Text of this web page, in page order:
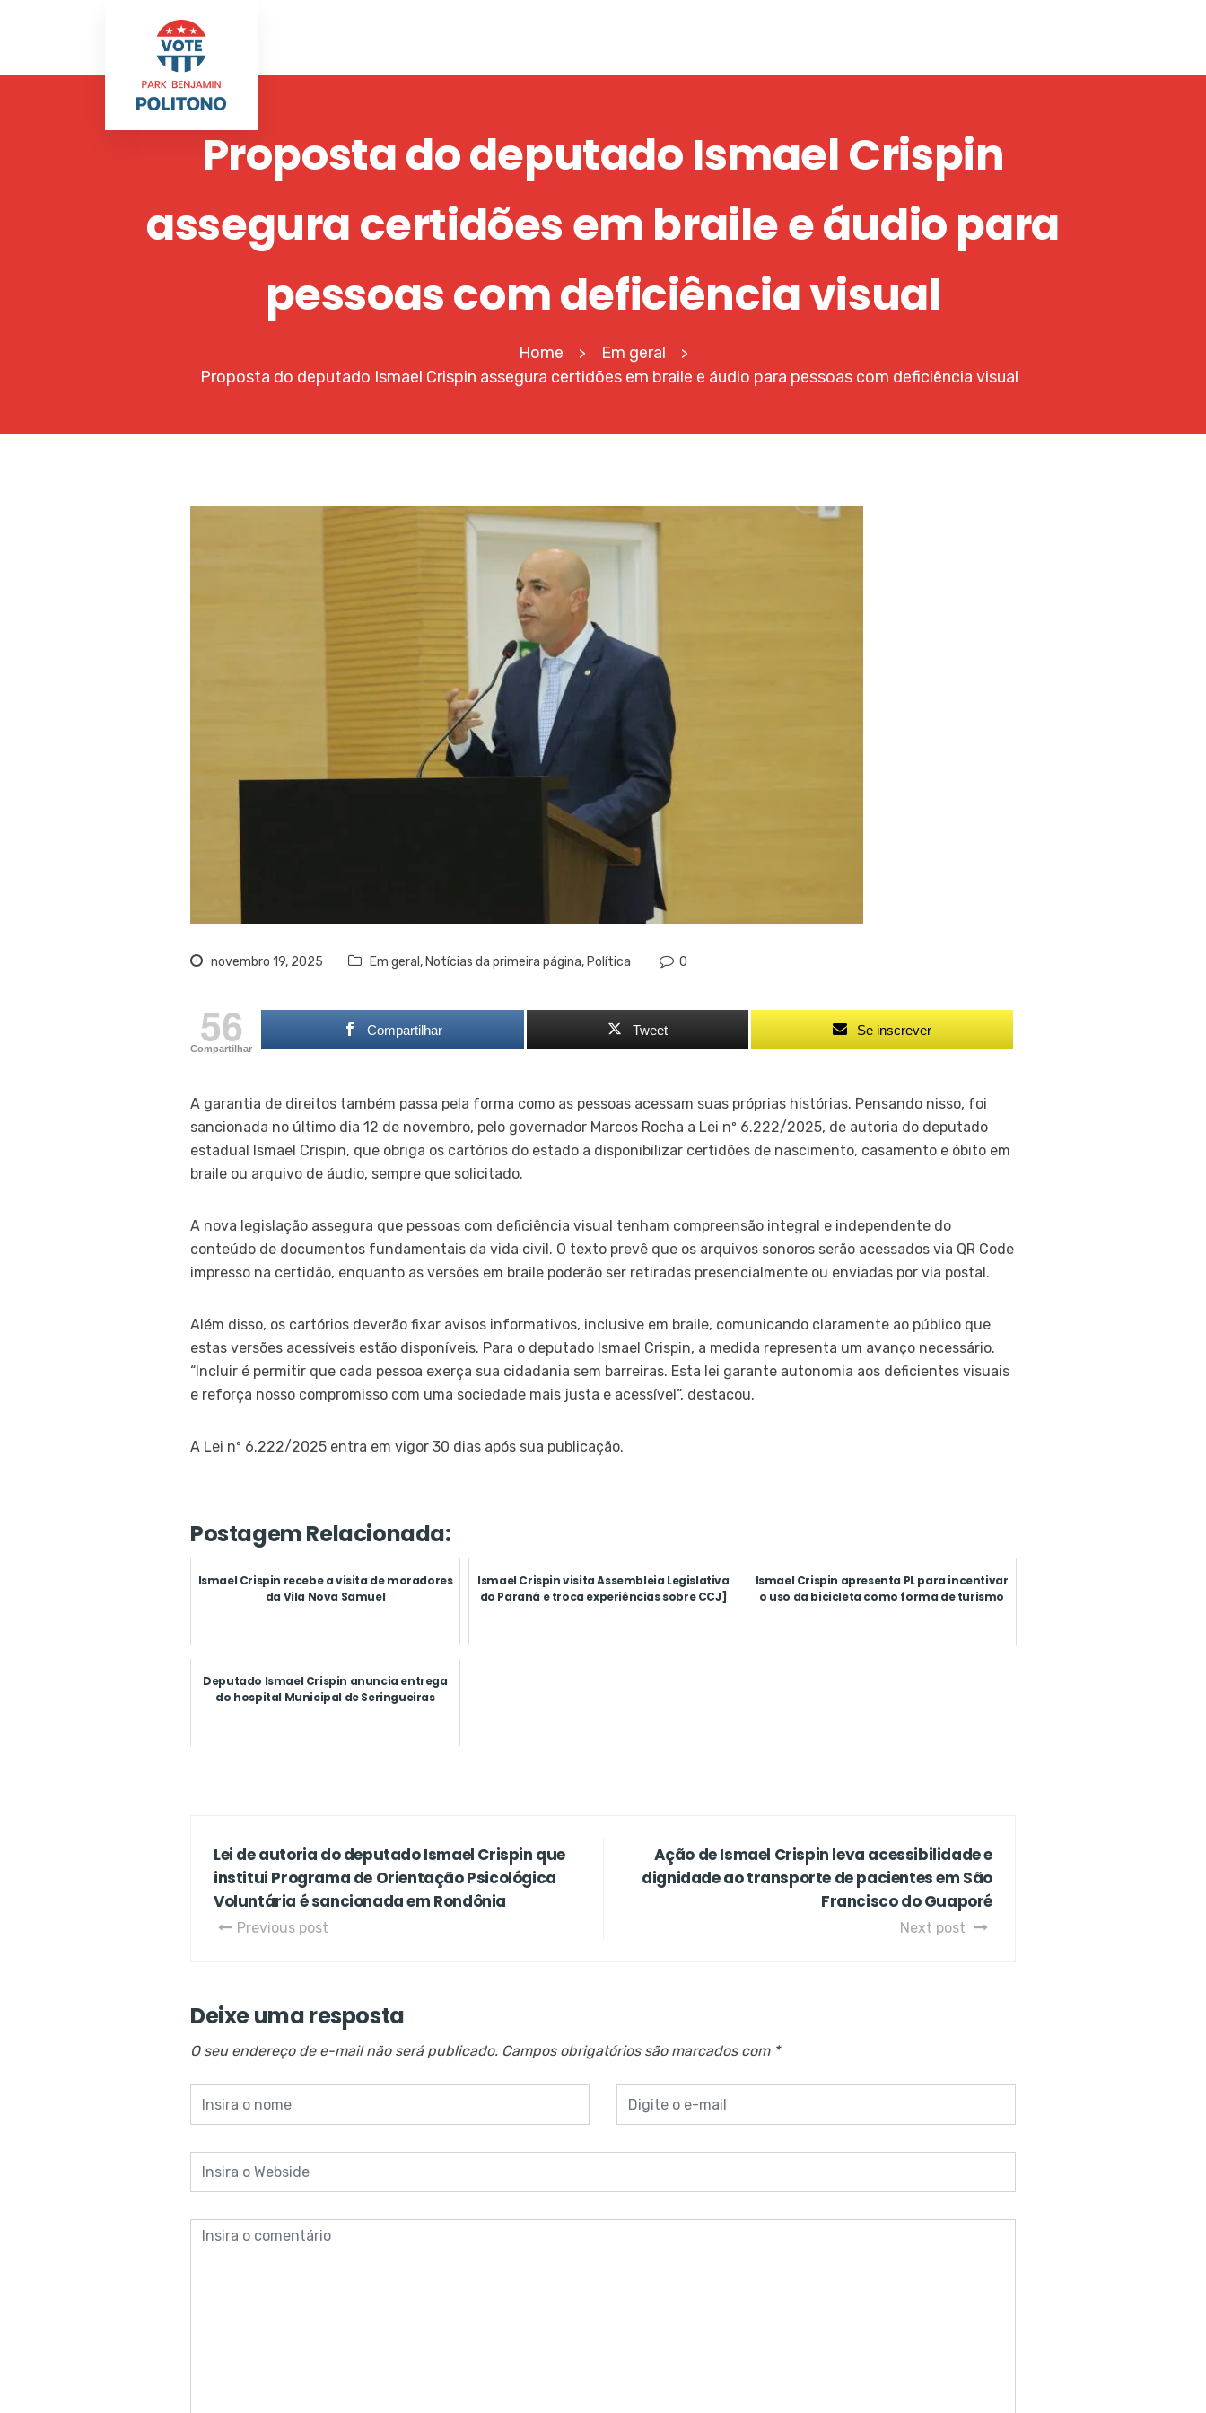
Proposta do deputado Ismael Crispin
assegura certidões em braile e áudio para
pessoas com deficiência visual
Home > Em geral >
Proposta do deputado Ismael Crispin assegura certidões em braile e áudio para pessoas com deficiência visual
novembro 19, 2025 Em geral , Notícias da primeira página, Política 0
56
Compartilhar
Compartilhar Tweet Se inscrever
A garantia de direitos também passa pela forma como as pessoas acessam suas próprias histórias. Pensando nisso, foi
sancionada no último dia 12 de novembro, pelo governador Marcos Rocha a Lei nº 6.222/2025, de autoria do deputado
estadual Ismael Crispin, que obriga os cartórios do estado a disponibilizar certidões de nascimento, casamento e óbito em
braile ou arquivo de áudio, sempre que solicitado.
A nova legislação assegura que pessoas com deficiência visual tenham compreensão integral e independente do
conteúdo de documentos fundamentais da vida civil. O texto prevê que os arquivos sonoros serão acessados via QR Code
impresso na certidão, enquanto as versões em braile poderão ser retiradas presencialmente ou enviadas por via postal.
Além disso, os cartórios deverão fixar avisos informativos, inclusive em braile, comunicando claramente ao público que
estas versões acessíveis estão disponíveis. Para o deputado Ismael Crispin, a medida representa um avanço necessário.
“Incluir é permitir que cada pessoa exerça sua cidadania sem barreiras. Esta lei garante autonomia aos deficientes visuais
e reforça nosso compromisso com uma sociedade mais justa e acessível”, destacou.
A Lei nº 6.222/2025 entra em vigor 30 dias após sua publicação.
Postagem Relacionada:
Ismael Crispin recebe a visita de moradores
da Vila Nova Samuel
Ismael Crispin visita Assembleia Legislativa
do Paraná e troca experiências sobre CCJ]
Ismael Crispin apresenta PL para incentivar
o uso da bicicleta como forma de turismo
Deputado Ismael Crispin anuncia entrega
do hospital Municipal de Seringueiras
Lei de autoria do deputado Ismael Crispin que
institui Programa de Orientação Psicológica
Voluntária é sancionada em Rondônia
Previous post
Ação de Ismael Crispin leva acessibilidade e
dignidade ao transporte de pacientes em São
Francisco do Guaporé
Next post
Deixe uma resposta
O seu endereço de e-mail não será publicado. Campos obrigatórios são marcados com *